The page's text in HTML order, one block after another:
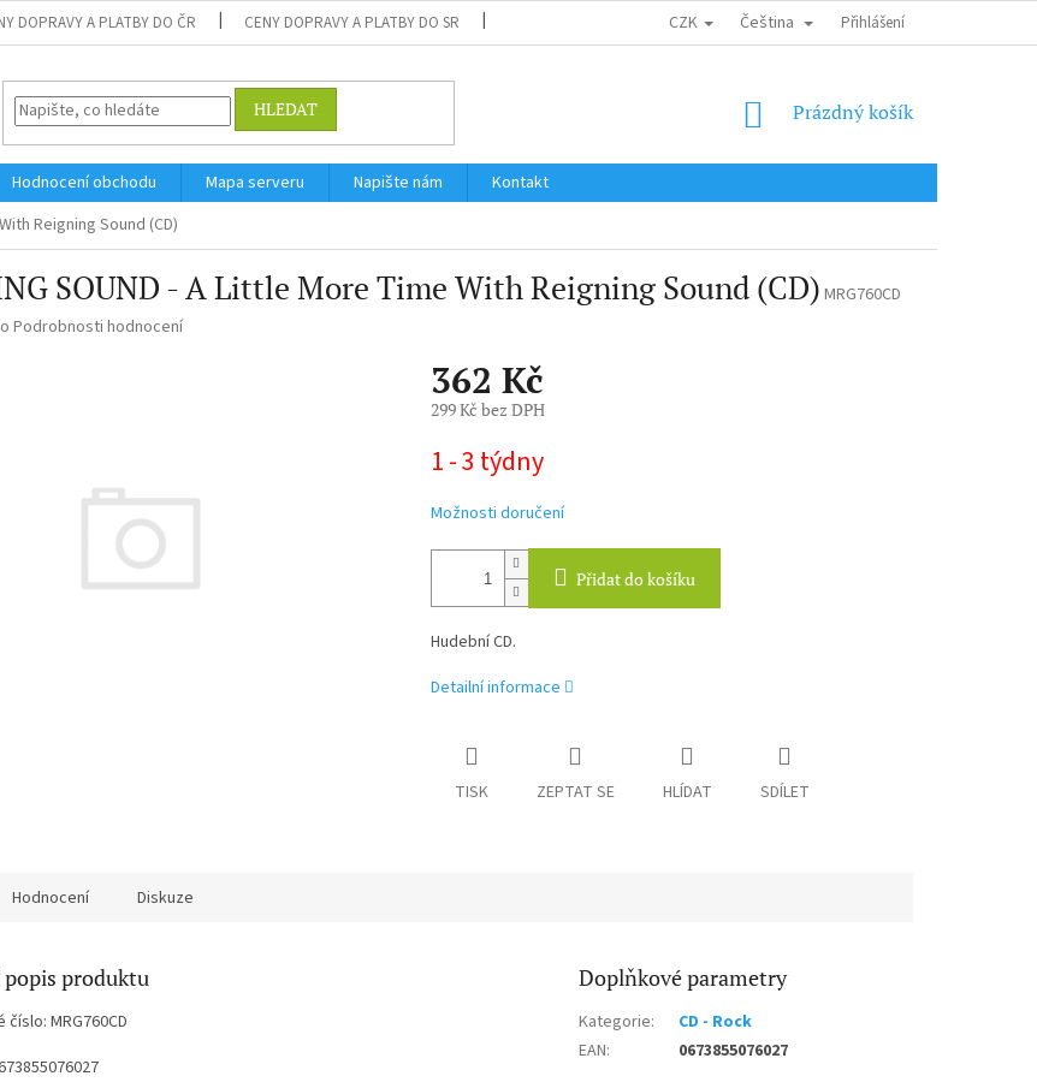
DOPRAVY A PLATBY DO ČR CENY DOPRAVY A PLATBY DO SR DOPRAVA DO EU / INTERNATIONAL SHIPPING OBCHODNÍ PODMÍNKY
CZK Čeština Přihlášení
HLEDAT
NÁKUPNÍ
Prázdný košík
Hodnocení obchodu Mapa serveru Napište nám
Kontakt
Reigning Sound (CD)
SOUND - A Little More Time With Reigning Sound (CD) MRG760CD
Podrobnosti hodnocení
362 Kč
299 Kč bez DPH
cena:
1 - 3 týdny
Možnosti doručení
Přidat do košíku
Hudební CD.
Detailní informace
TISK ZEPTAT SE HLÍDAT SDÍLET
Hodnocení Diskuze
produktu
MRG760CD
Doplňkové parametry
Kategorie:
CD - Rock
EAN: 0673855076027